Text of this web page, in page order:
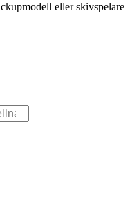
eller skivspelare –